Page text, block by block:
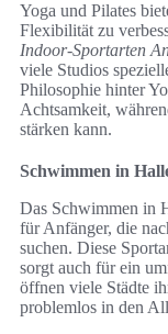
Yoga und Pilates
Flexibilität zu
Indoor-Sportarten
viele Studios
Philosophie hinter
Achtsamkeit,
stärken kann.
Schwimmen in
Das Schwimmen in
für Anfänger, die
suchen. Diese
sorgt auch für ein
öffnen viele Städte
problemlos in den